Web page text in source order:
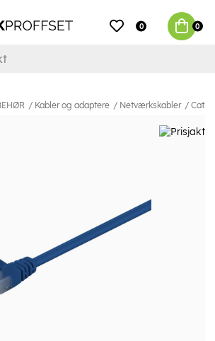
0 0
Kabler og adaptere Netværkskabler Cat5e